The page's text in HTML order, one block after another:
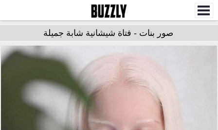
صور بنات - فتاة شيشانية شابة جميلة